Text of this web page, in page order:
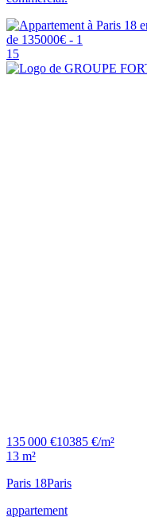
15
135 000 €10385 €/m²
13 m²
Paris 18Paris
appartement